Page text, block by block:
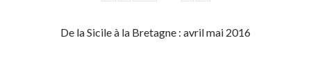
De la Sicile à la Bretagne : avril mai 2016